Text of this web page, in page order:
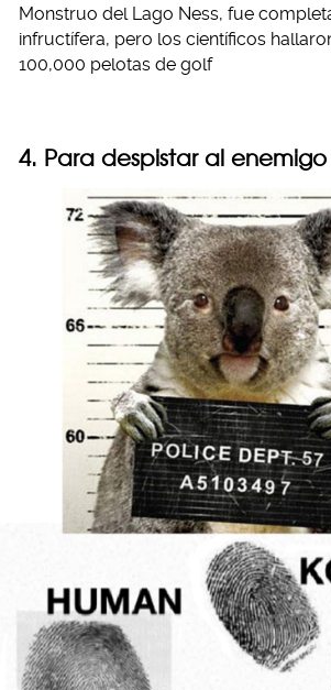
Monstruo del Lago Ness, fue
infructífera, pero los científicos
100,000 pelotas de golf
4. Para despistar al enemigo